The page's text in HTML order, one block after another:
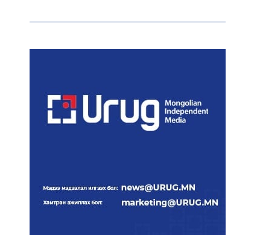
багш, сурагчид руу гал
АИ-92 автобензин
тогтмол нийлүүлэх хүсэлт
тавилаа